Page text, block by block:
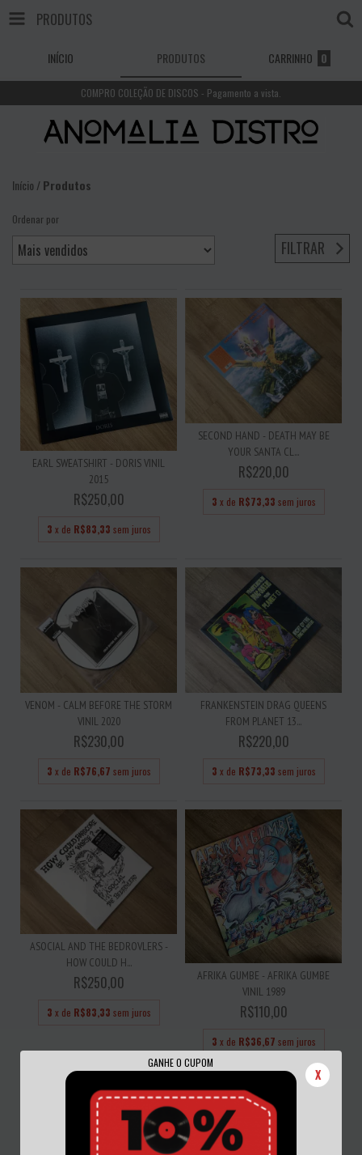
GANHE O CUPOM
X
PRODUTOS
INÍCIO PRODUTOS CARRINHO 0
COMPRO COLEÇÃO DE DISCOS - Pagamento a vista.
Início /Produtos
Ordenar por
FILTRAR
EARL SWEATSHIRT - DORIS VINIL
2015
R$250,00
3 x de R$83,33 sem juros
SECOND HAND - DEATH MAY BE
YOUR SANTA CL...
R$220,00
3 x de R$73,33 sem juros
VENOM - CALM BEFORE THE STORM
VINIL 2020
R$230,00
3 x de R$76,67 sem juros
FRANKENSTEIN DRAG QUEENS
FROM PLANET 13...
R$220,00
3 x de R$73,33 sem juros
ASOCIAL AND THE BEDROVLERS -
HOW COULD H...
R$250,00
3 x de R$83,33 sem juros
AFRIKA GUMBE - AFRIKA GUMBE
VINIL 1989
R$110,00
3 x de R$36,67 sem juros